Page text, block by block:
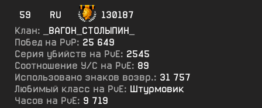
59
RU
130187
Клан:
_ВАГОН_СТОЛЫПИН_
Побед на PvP: 25 649
Серия убийств на PvE: 2545
Соотношение У/С на PvE: 89
Использовано знаков возвр.: 31 757
Любимый класс на PvE: Штурмовик
Часов на PvE: 9 719